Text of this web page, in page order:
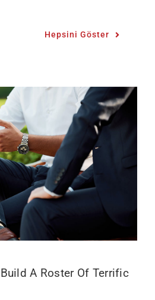
Hepsini Göster
A Roster Of Terrific